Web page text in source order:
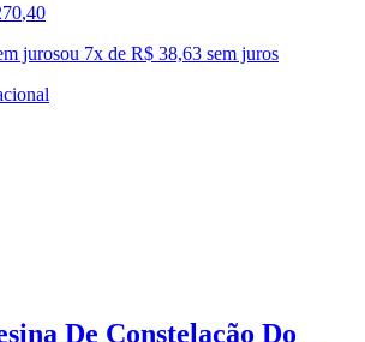
,40
jurosou 7x de R$ 38,63 sem juros
De Constelação Do